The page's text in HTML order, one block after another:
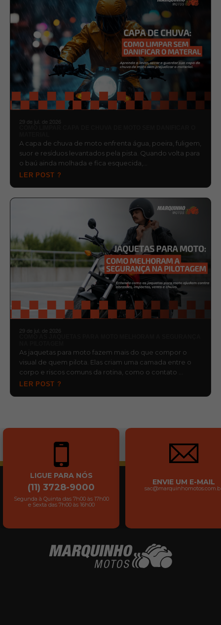
29 de jul. de 2026
A capa de chuva de moto enfrenta água, poeira, fuligem,
suor e resíduos levantados pela pista. Quando volta para
o baú ainda molhada e fica esquecida,…
LER POST ?
29 de jul. de 2026
As jaquetas para moto fazem mais do que compor o
visual de quem pilota. Elas criam uma camada entre o
corpo e riscos comuns da rotina, como o contato …
LER POST ?
LIGUE PARA NÓS
(11) 3728-9000
Segunda à Quinta das 7h00 às 17h00
e Sexta das 7h00 às 16h00
ENVIE UM E-MAIL